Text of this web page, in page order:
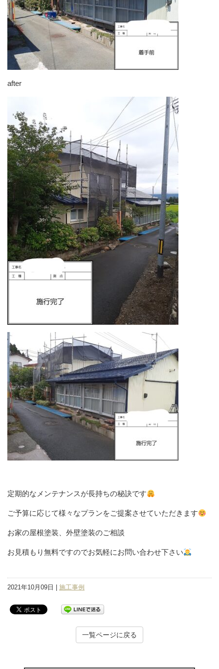
after
定期的なメンテナンスが長持ちの秘訣です
ご予算に応じて様々なプランをご提案させていただきます
お家の屋根塗装、外壁塗装のご相談
お見積もり無料ですのでお気軽にお問い合わせ下さい
2021年10月09日 | 施工事例
一覧ページに戻る